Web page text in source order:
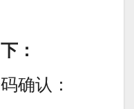
：
确认：